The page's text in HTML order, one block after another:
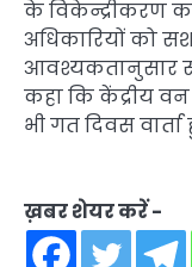
के विकेन्द्रीकरण
अधिकारियों को
आवश्यकतानुसार
कहा कि केंद्रीय वन
भी गत दिवस वार्ता
ख़बर शेयर करें -